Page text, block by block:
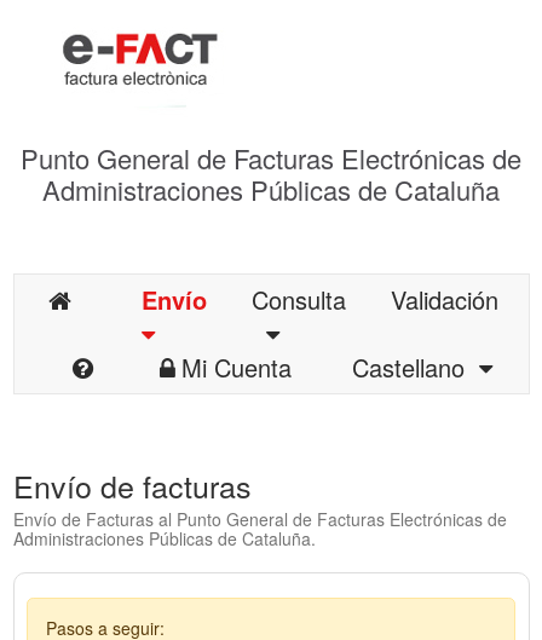
Punto General de Facturas Electrónicas de
Administraciones Públicas de Cataluña
Envío Consulta
Validación
Mi Cuenta
Castellano
Envío de facturas
Envío de Facturas al Punto General de Facturas Electrónicas de
Administraciones Públicas de Cataluña.
Pasos a seguir: